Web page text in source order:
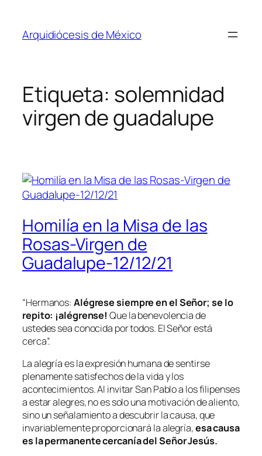
contenido
Arquidiócesis de México
Etiqueta: solemnidad
virgen de guadalupe
Homilía en la Misa de las
Rosas-Virgen de
Guadalupe-12/12/21
“Hermanos: Alégrese siempre en el Señor; se lo
repito: ¡alégrense! Que la benevolencia de
ustedes sea conocida por todos. El Señor está
cerca”.
La alegría es la expresión humana de sentirse
plenamente satisfechos de la vida y los
acontecimientos. Al invitar San Pablo a los filipenses
a estar alegres, no es solo una motivación de aliento,
sino un señalamiento a descubrir la causa, que
invariablemente proporcionará la alegría,esa causa
es la permanente cercanía del Señor Jesús.